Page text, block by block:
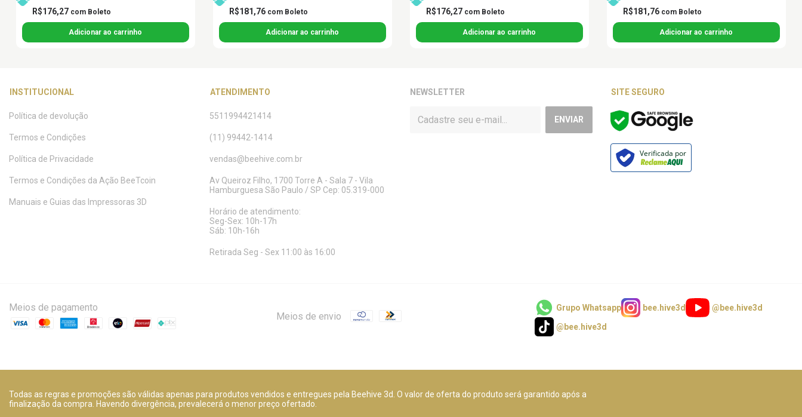
R$176,27 com Boleto R$181,76 com Boleto R$176,27 com Boleto R$181,76 com Boleto
INSTITUCIONAL
Política de devolução
Termos e Condições
Política de Privacidade
Termos e Condições da Ação BeeTcoin
Manuais e Guias das Impressoras 3D
ATENDIMENTO
5511994421414
(11) 99442-1414
vendas@beehive.com.br
Av Queiroz Filho, 1700 Torre A - Sala 7 - Vila
Hamburguesa São Paulo / SP Cep: 05.319-000
Horário de atendimento:
Seg-Sex: 10h-17h
Sáb: 10h-16h
Retirada Seg - Sex 11:00 às 16:00
NEWSLETTER SITE SEGURO
Verificada por
Meios de pagamento
Meios de envio
Grupo Whatsapp bee.hive3d
@bee.hive3d
@bee.hive3d
Todas as regras e promoções são válidas apenas para produtos vendidos e entregues pela Beehive 3d. O valor de oferta do produto será garantido após a
finalização da compra. Havendo divergência, prevalecerá o menor preço ofertado.